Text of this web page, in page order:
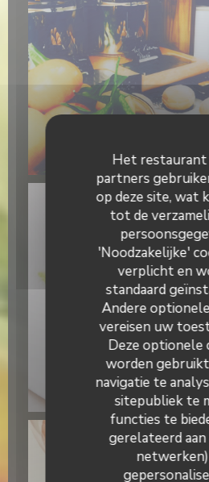
Het restaurant
partners
op deze site, wat
tot de
'Noodzakelijke'
verplicht en
standaard
Andere
vereisen uw
Deze optionele
worden
navigatie te
sitepubliek te
functies te
gerelateerd aan
BRUNCH (uniquement
Primo